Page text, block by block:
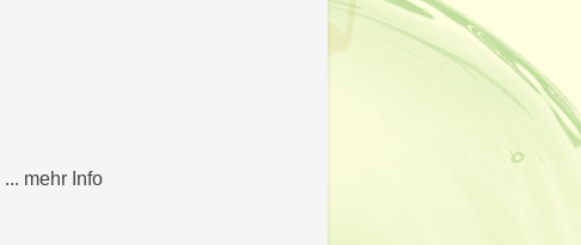
... mehr Info